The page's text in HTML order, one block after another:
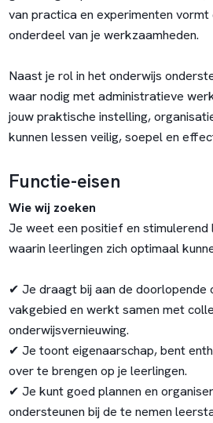
van practica en experimenten vormt
onderdeel van je werkzaamheden.
Naast je rol in het onderwijs
waar nodig met administratieve
jouw praktische instelling,
kunnen lessen veilig, soepel en
Functie-eisen
Wie wij zoeken
Je weet een positief en
waarin leerlingen zich optimaal
✔ Je draagt bij aan de doorlopende
vakgebied en werkt samen met
onderwijsvernieuwing.
✔ Je toont eigenaarschap, bent
over te brengen op je leerlingen.
✔ Je kunt goed plannen en
ondersteunen bij de te nemen